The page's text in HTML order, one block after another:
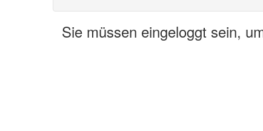
Sie müssen eingeloggt sein,